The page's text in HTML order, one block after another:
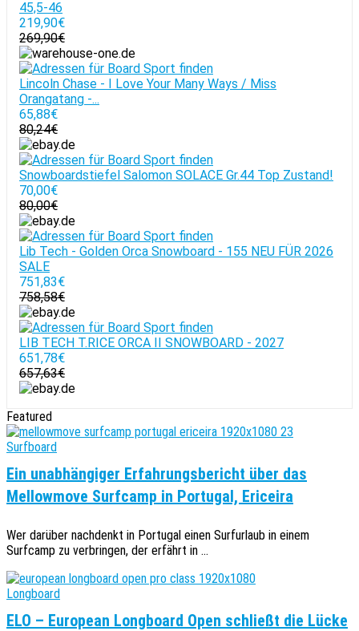
45,5-46
219,90€
269,90€
Lincoln Chase - I Love Your Many Ways / Miss
Orangatang -...
65,88€
80,24€
Snowboardstiefel Salomon SOLACE Gr.44 Top Zustand!
70,00€
80,00€
Lib Tech - Golden Orca Snowboard - 155 NEU FÜR 2026
SALE
751,83€
758,58€
LIB TECH T.RICE ORCA II SNOWBOARD - 2027
651,78€
657,63€
Featured
Surfboard
Ein unabhängiger Erfahrungsbericht über das
Mellowmove Surfcamp in Portugal, Ericeira
Wer darüber nachdenkt in Portugal einen Surfurlaub in einem
Surfcamp zu verbringen, der erfährt in ...
Longboard
ELO – European Longboard Open schließt die Lücke